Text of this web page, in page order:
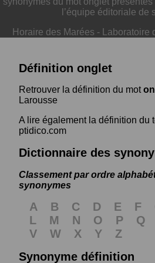
l’équipe éditoriale de
Horaire des Marées -
Définition onglet
Retrouver la définition du mot
Larousse
A lire également la définition du
ptidico.com
Dictionnaire des
Classement par ordre
synonymes
A B C D E F
L
M N O P Q
V
W X Y
Z
Synonyme définition